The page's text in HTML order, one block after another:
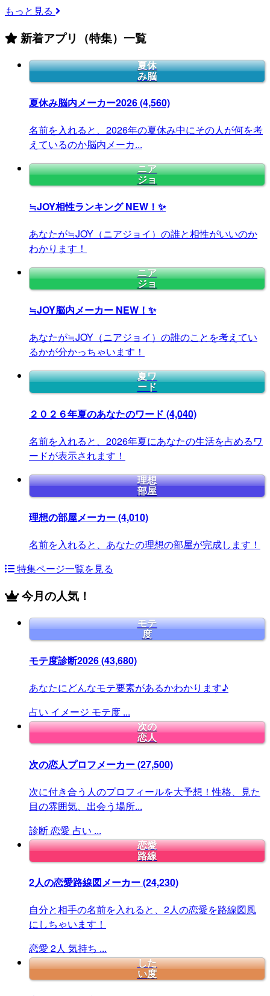
もっと見る
新着アプリ（特集）一覧
夏休
み脳
夏休み脳内メーカー2026(4,560)
名前を入れると、2026年の夏休み中にその人が何を考
えているのか脳内メーカ...
ニア
ジョ
≒JOY相性ランキングNEW！✨
あなたが≒JOY（ニアジョイ）の誰と相性がいいのか
わかります！
ニア
ジョ
≒JOY脳内メーカー NEW！✨
あなたが≒JOY（ニアジョイ）の誰のことを考えてい
るかが分かっちゃいます！
夏ワ
ード
２０２６年夏のあなたのワード (4,040)
名前を入れると、2026年夏にあなたの生活を占めるワ
ードが表示されます！
理想
部屋
理想の部屋メーカー(4,010)
名前を入れると、あなたの理想の部屋が完成します！
特集ページ一覧を見る
今月の人気！
モテ
度
モテ度診断2026(43,680)
あなたにどんなモテ要素があるかわかります♪
占い イメージ モテ度 ...
次の
恋人
次の恋人プロフメーカー(27,500)
次に付き合う人のプロフィールを大予想！性格、見た
目の雰囲気、出会う場所...
診断恋愛 占い ...
恋愛
路線
2人の恋愛路線図メーカー(24,230)
自分と相手の名前を入れると、2人の恋愛を路線図風
にしちゃいます！
恋愛 2人 気持ち ...
した
い度